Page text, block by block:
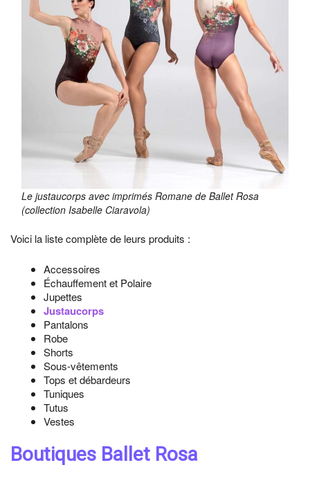
Le justaucorps avec imprimés Romane de Ballet Rosa
(collection Isabelle Ciaravola)
Voici la liste complète de leurs produits :
Accessoires
Échauffement et Polaire
Jupettes
Justaucorps
Pantalons
Robe
Shorts
Sous-vêtements
Tops et débardeurs
Tuniques
Tutus
Vestes
Boutiques Ballet Rosa